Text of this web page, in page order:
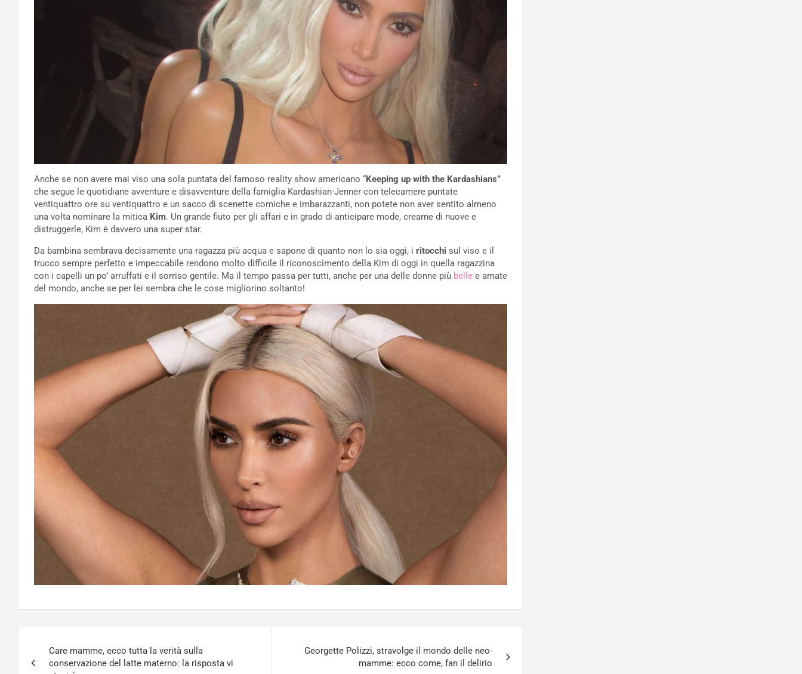
Anche se non avere mai viso una sola puntata del famoso reality show americano “Keeping up with the Kardashians”
che segue le quotidiane avventure e disavventure della famiglia Kardashian-Jenner con telecamere puntate
ventiquattro ore su ventiquattro e un sacco di scenette comiche e imbarazzanti, non potete non aver sentito almeno
una volta nominare la mitica Kim. Un grande fiuto per gli affari e in grado di anticipare mode, crearne di nuove e
distruggerle, Kim è davvero una super star.
Da bambina sembrava decisamente una ragazza più acqua e sapone di quanto non lo sia oggi, i ritocchi sul viso e il
trucco sempre perfetto e impeccabile rendono molto difficile il riconoscimento della Kim di oggi in quella ragazzina
con i capelli un po’ arruffati e il sorriso gentile. Ma il tempo passa per tutti, anche per una delle donne più belle e amate
del mondo, anche se per lei sembra che le cose migliorino soltanto!
articoli
Care mamme, ecco tutta la verità sulla
conservazione del latte materno: la risposta vi
Georgette Polizzi, stravolge il mondo delle neo-
mamme: ecco come, fan il delirio